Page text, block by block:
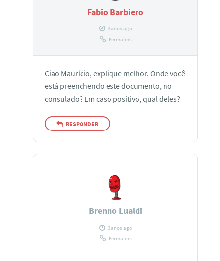
Fabio Barbiero
3 anos ago
Permalink
Ciao Maurício, explique melhor. Onde você
está preenchendo este documento, no
consulado? Em caso positivo, qual deles?
RESPONDER
Brenno Lualdi
3 anos ago
Permalink